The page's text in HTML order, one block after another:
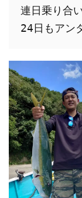
連日乗り合
24日もアン